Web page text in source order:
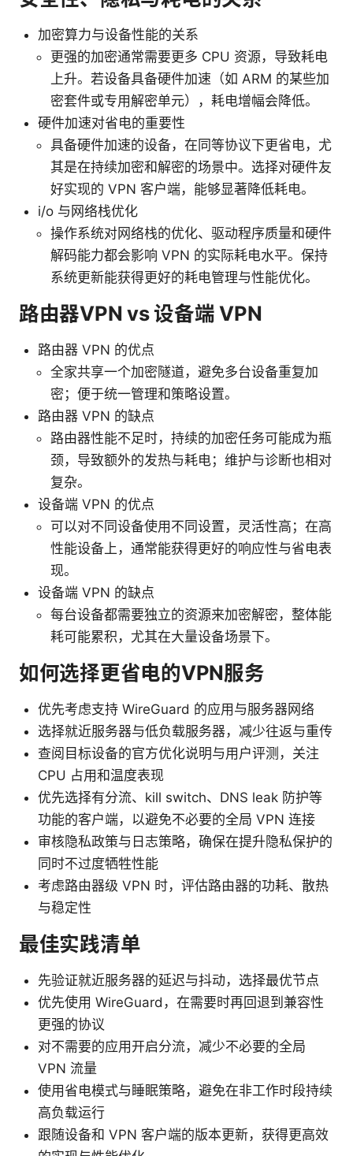
加密算力与设备性能的关系
更强的加密通常需要更多 CPU 资源，导致耗电
上升。若设备具备硬件加速（如 ARM 的某些加
密套件或专用解密单元），耗电增幅会降低。
硬件加速对省电的重要性
具备硬件加速的设备，在同等协议下更省电，尤
其是在持续加密和解密的场景中。选择对硬件友
好实现的 VPN 客户端，能够显著降低耗电。
i/o 与网络栈优化
操作系统对网络栈的优化、驱动程序质量和硬件
解码能力都会影响 VPN 的实际耗电水平。保持
系统更新能获得更好的耗电管理与性能优化。
路由器VPN vs 设备端 VPN
路由器 VPN 的优点
全家共享一个加密隧道，避免多台设备重复加
密；便于统一管理和策略设置。
路由器 VPN 的缺点
路由器性能不足时，持续的加密任务可能成为瓶
颈，导致额外的发热与耗电；维护与诊断也相对
复杂。
设备端 VPN 的优点
可以对不同设备使用不同设置，灵活性高；在高
性能设备上，通常能获得更好的响应性与省电表
现。
设备端 VPN 的缺点
每台设备都需要独立的资源来加密解密，整体能
耗可能累积，尤其在大量设备场景下。
如何选择更省电的VPN服务
优先考虑支持 WireGuard 的应用与服务器网络
选择就近服务器与低负载服务器，减少往返与重传
查阅目标设备的官方优化说明与用户评测，关注
CPU 占用和温度表现
优先选择有分流、kill switch、DNS leak 防护等
功能的客户端，以避免不必要的全局 VPN 连接
审核隐私政策与日志策略，确保在提升隐私保护的
同时不过度牺牲性能
考虑路由器级 VPN 时，评估路由器的功耗、散热
与稳定性
最佳实践清单
先验证就近服务器的延迟与抖动，选择最优节点
优先使用 WireGuard，在需要时再回退到兼容性
更强的协议
对不需要的应用开启分流，减少不必要的全局
VPN 流量
使用省电模式与睡眠策略，避免在非工作时段持续
高负载运行
跟随设备和 VPN 客户端的版本更新，获得更高效